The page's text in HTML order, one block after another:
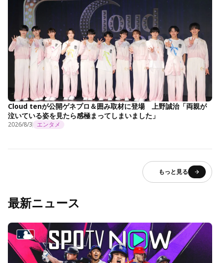
Cloud tenが公開ゲネプロ＆囲み取材に登場 上野誠治「両親が
泣いている姿を見たら感極まってしまいました」
2026/8/3 エンタメ
もっと見る
最新ニュース